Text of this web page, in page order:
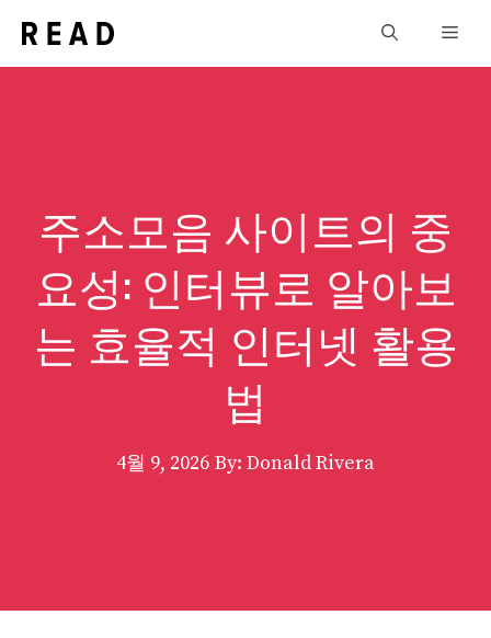
츠
주소모음 사이트의 중
요성: 인터뷰로 알아보
는 효율적 인터넷 활용
법
4월 9, 2026 By: Donald Rivera